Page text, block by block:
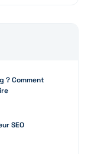
? Comment
SEO